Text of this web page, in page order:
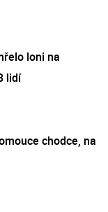
loni na
lidí
chodce, na